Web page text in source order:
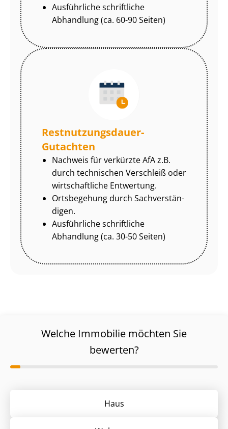
Ausführliche schriftliche
Abhandlung (ca. 60-90 Seiten)
Rest­nut­zungs­dau­er-
Gutachten
Nachweis für verkürzte AfA z.B.
durch technischen Verschleiß oder
wirtschaftliche Entwertung.
Ortsbegehung durch Sach­ver­stän­
di­gen.
Ausführliche schriftliche
Abhandlung (ca. 30-50 Seiten)
Welche Immobilie möchten Sie
bewerten?
Haus